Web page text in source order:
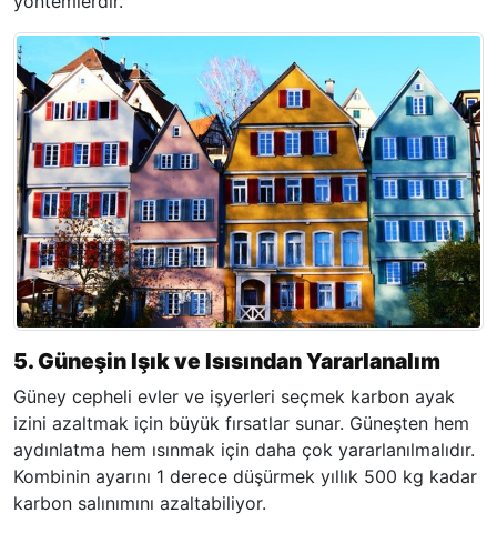
5. Güneşin Işık ve Isısından Yararlanalım
Güney cepheli evler ve işyerleri seçmek karbon ayak
izini azaltmak için büyük fırsatlar sunar. Güneşten hem
aydınlatma hem ısınmak için daha çok yararlanılmalıdır.
Kombinin ayarını 1 derece düşürmek yıllık 500 kg kadar
karbon salınımını azaltabiliyor.